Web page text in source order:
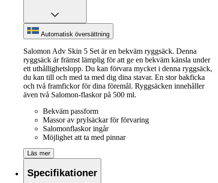
Automatisk översättning
Salomon Adv Skin 5 Set är en bekväm ryggsäck. Denna
ryggsäck är främst lämplig för att ge en bekväm känsla under
ett uthållighetslopp. Du kan förvara mycket i denna ryggsäck,
du kan till och med ta med dig dina stavar. En stor bakficka
och två framfickor för dina föremål. Ryggsäcken innehåller
även två Salomon-flaskor på 500 ml.
Bekväm passform
Massor av prylsäckar för förvaring
Salomonflaskor ingår
Möjlighet att ta med pinnar
Läs mer
Specifikationer